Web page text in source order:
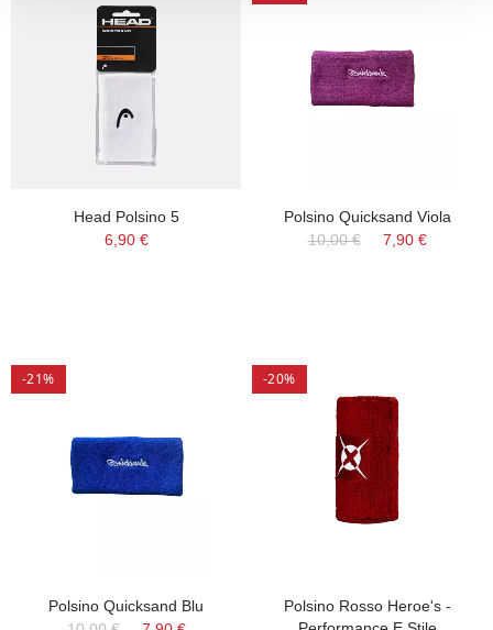
Head Polsino 5
6,90 €
Polsino Quicksand Viola
10,00 €
7,90 €
-21%
Polsino Quicksand Blu
-20%
Polsino Rosso Heroe's -